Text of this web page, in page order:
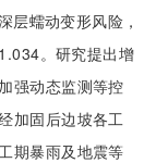
层蠕动变形风险，
。研究提出增
强动态监测等控
加固后边坡各工
期暴雨及地震等